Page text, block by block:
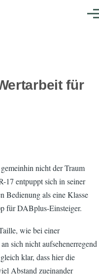
für
nicht der Traum
17 entpuppt sich in seiner
Bedienung als eine Klasse
für DABplus-Einsteiger.
wie bei einer
sich nicht aufsehenerregend
klar, dass hier die
Abstand zueinander